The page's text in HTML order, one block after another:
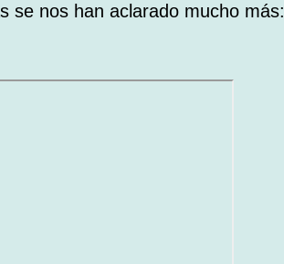
se nos han aclarado mucho más: